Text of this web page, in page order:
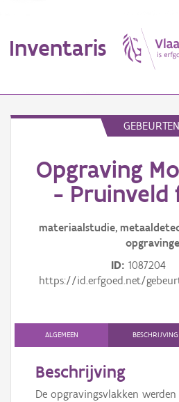
Inventaris
Erfgoedobject
Aanduidingsobject
Waarneming
Gebeurtenis
Downloads
Hergebruik
Opgraving
- Pruinveld
materiaalstudie,
ID 1087204
https://id.erfgoed.net/
ALGEMEEN BESCHRIJVING
Beschrijving
De opgravingsvlakken